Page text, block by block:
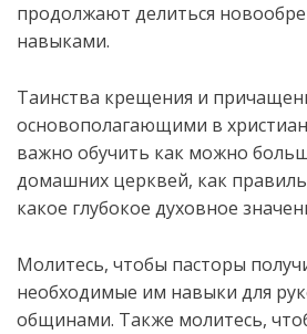
продолжают делиться
навыками.
Таинства крещения и
основополагающими в
важно обучить как можно
домашних церквей, как
какое глубокое духовное
Молитесь, чтобы пасторы
необходимые им навыки для
общинами. Также молитесь,